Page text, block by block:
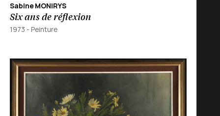
Sabine MONIRYS
Six ans de réflexion
1973 - Peinture